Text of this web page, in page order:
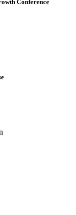
Conference